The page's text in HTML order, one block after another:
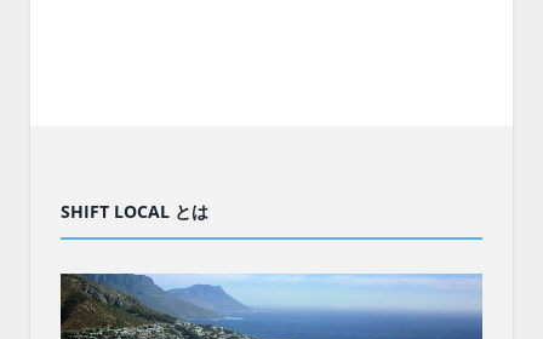
SHIFT LOCAL とは